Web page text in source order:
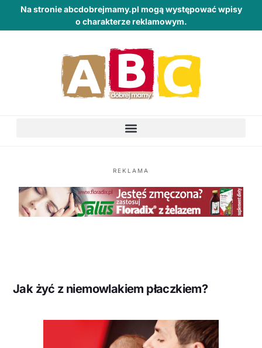
Na stronie abcdobrejmamy.pl mogą występować wpisy
o charakterze reklamowym.
REKLAMA
Jak żyć z niemowlakiem płaczkiem?